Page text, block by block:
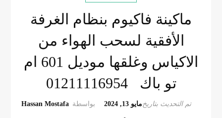
ماكينة فاكيوم بنظام الغرفة
الأفقية لسحب الهواء من
الاكياس وغلقها موديل 601 ام
تو باك 01211116954
بواسطة Hassan Mostafa تم التحديث بتاريخمايو 13, 2024